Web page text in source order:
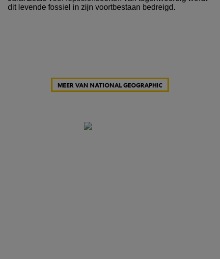
dit levende fossiel in zijn voortbestaan bedreigd.
MEER VAN NATIONAL GEOGRAPHIC